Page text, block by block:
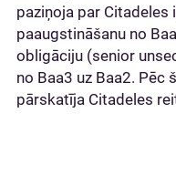
paziņoja par
paaugstināšanu no
obligāciju (senior
no Baa3 uz Baa2. Pēc
pārskatīja Citadeles